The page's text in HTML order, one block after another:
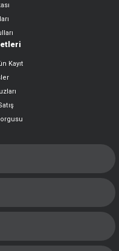
Kayıt